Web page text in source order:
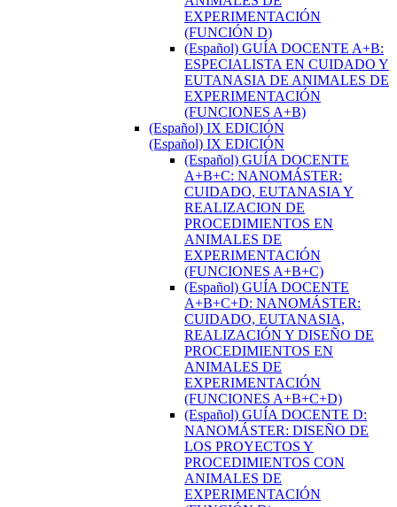
EXPERIMENTACIÓN
(FUNCIÓN D)
(Español) GUÍA DOCENTE A+B:
ESPECIALISTA EN CUIDADO Y
EUTANASIA DE ANIMALES DE
EXPERIMENTACIÓN
(FUNCIONES A+B)
(Español) IX EDICIÓN
(Español) IX EDICIÓN
(Español) GUÍA DOCENTE
A+B+C: NANOMÁSTER:
CUIDADO, EUTANASIA Y
REALIZACION DE
PROCEDIMIENTOS EN
ANIMALES DE
EXPERIMENTACIÓN
(FUNCIONES A+B+C)
(Español) GUÍA DOCENTE
A+B+C+D: NANOMÁSTER:
CUIDADO, EUTANASIA,
REALIZACIÓN Y DISEÑO DE
PROCEDIMIENTOS EN
ANIMALES DE
EXPERIMENTACIÓN
(FUNCIONES A+B+C+D)
(Español) GUÍA DOCENTE D:
NANOMÁSTER: DISEÑO DE
LOS PROYECTOS Y
PROCEDIMIENTOS CON
ANIMALES DE
EXPERIMENTACIÓN